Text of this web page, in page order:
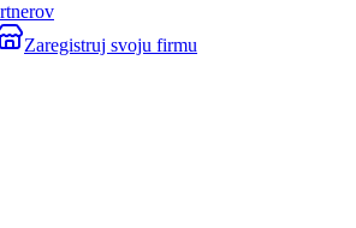
Zaregistruj svoju firmu